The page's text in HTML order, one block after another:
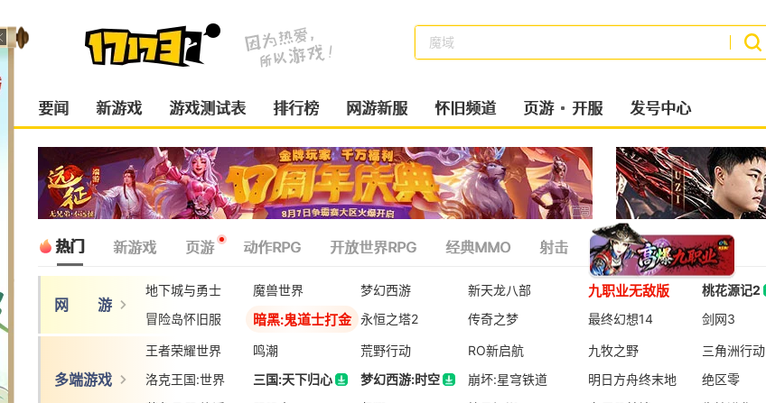
梦幻西游
要闻 新游戏 游戏测试表 排行榜 网游新服 怀旧频道 页游 开服 发号中心
热门 新游戏 页游 动作RPG 开放世界RPG 经典MMO 射击 策略类 二次元
网 游
地下城与勇士 魔兽世界 梦幻西游 新天龙八部 九职业无敌版
桃花源记2
桃花源记2
冒险岛怀旧服
暗黑:鬼道士打金 永恒之塔2 传奇之梦 最终幻想14 剑网3
多端游戏
王者荣耀世界 鸣潮 荒野行动 RO新启航 九牧之野 三角洲行动
洛克王国:世界
三国:天下归心
梦幻西游:时空
崩坏:星穹铁道 明日方舟终末地 绝区零